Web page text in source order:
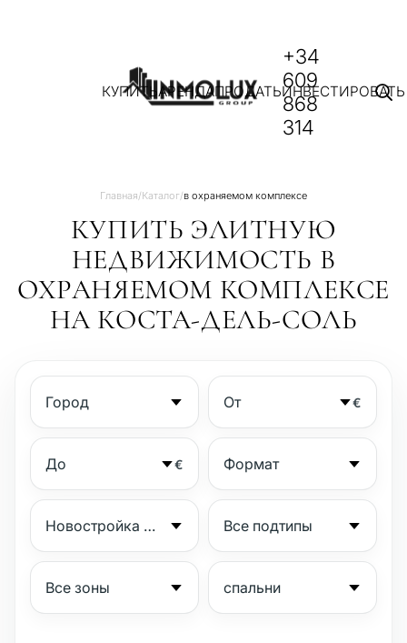
КУПИТЬАРЕНДАПРОДАТЬИНВЕСТИРОВАТЬ
+34
609
868
314
Главная/Каталог/в охраняемом комплексе
КУПИТЬ ЭЛИТНУЮ
НЕДВИЖИМОСТЬ В
ОХРАНЯЕМОМ КОМПЛЕКСЕ
НА КОСТА-ДЕЛЬ-СОЛЬ
€
€